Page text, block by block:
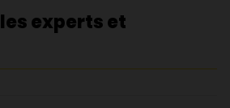
experts et